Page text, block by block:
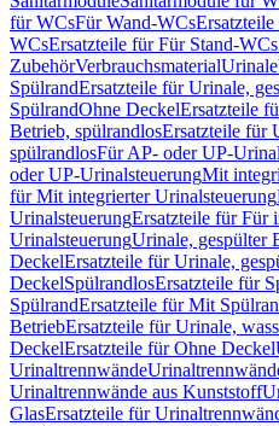
für WCsFür Wand-WCs
WCsErsatzteile für Für Stand-WCs
ZubehörVerbrauchsmaterialUrinale
SpülrandErsatzteile für Urinale,
SpülrandOhne DeckelErsatzteile
Betrieb, spülrandlosErsatzteile für
spülrandlosFür AP- oder UP-
oder UP-UrinalsteuerungMit
für Mit integrierter Urinalsteuerung
UrinalsteuerungErsatzteile für Für
UrinalsteuerungUrinale, gespülter
DeckelErsatzteile für Urinale,
DeckelSpülrandlosErsatzteile für
SpülrandErsatzteile für Mit
BetriebErsatzteile für Urinale,
DeckelErsatzteile für Ohne Deckel
Urinaltrennwände
Urinaltrennwände aus Kunststoff
GlasErsatzteile für